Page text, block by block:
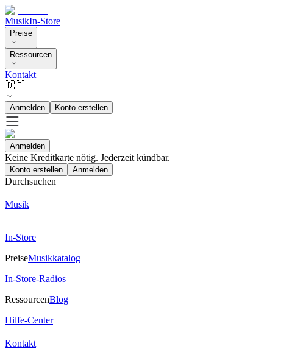
MusikIn-Store
Preise
Ressourcen
Kontakt
🇩🇪
Anmelden Konto erstellen
Anmelden
Keine Kreditkarte nötig. Jederzeit kündbar.
Konto erstellen Anmelden
Durchsuchen
Musik
In-Store
PreiseMusikkatalog
In-Store-Radios
RessourcenBlog
Hilfe-Center
Kontakt